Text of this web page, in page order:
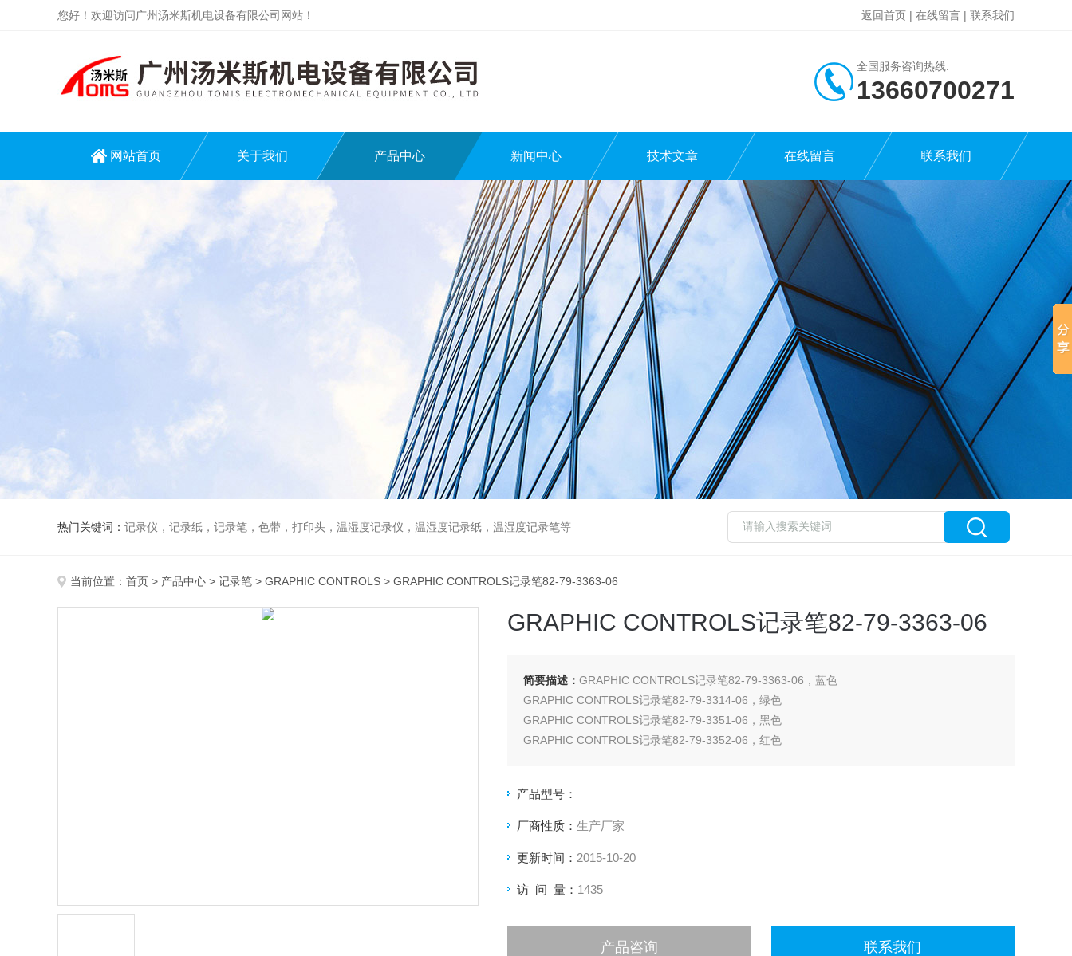
您好！欢迎访问广州汤米斯机电设备有限公司网站！ 返回首页 | 在线留言 | 联系我们
全国服务咨询热线:
13660700271
网站首页 关于我们 产品中心 新闻中心 技术文章 在线留言 联系我们
热门关键词： 记录仪，记录纸，记录笔，色带，打印头，温湿度记录仪，温湿度记录纸，温湿度记录笔等
当前位置： 首页 > 产品中心 > 记录笔 > GRAPHIC CONTROLS > GRAPHIC CONTROLS记录笔82-79-3363-06
GRAPHIC CONTROLS记录笔82-79-3363-06
简要描述： GRAPHIC CONTROLS记录笔82-79-3363-06，蓝色
GRAPHIC CONTROLS记录笔82-79-3314-06，绿色
GRAPHIC CONTROLS记录笔82-79-3351-06，黑色
GRAPHIC CONTROLS记录笔82-79-3352-06，红色
产品型号：
厂商性质： 生产厂家
更新时间： 2015-10-20
访 问 量： 1435
产品咨询 联系我们